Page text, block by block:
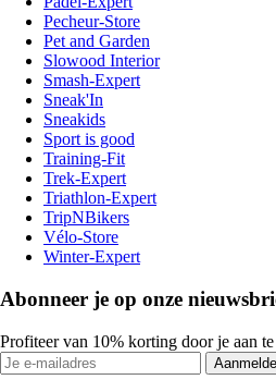
Pecheur-Store
Pet and Garden
Slowood Interior
Smash-Expert
Sneak'In
Sneakids
Sport is good
Training-Fit
Trek-Expert
Triathlon-Expert
TripNBikers
Vélo-Store
Winter-Expert
Abonneer je op onze
Profiteer van 10% korting door je aan